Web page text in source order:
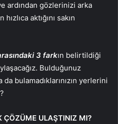
ardından gözlerinizi arka
aktığını sakın
3 farkın belirtildiği
Bulduğunuz
da bulamadıklarınızın yerlerini
ÇÖZÜME ULAŞTINIZ MI?